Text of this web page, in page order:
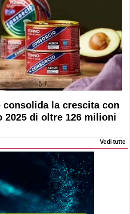
consolida la crescita con
2025 di oltre 126 milioni
Vedi tutte